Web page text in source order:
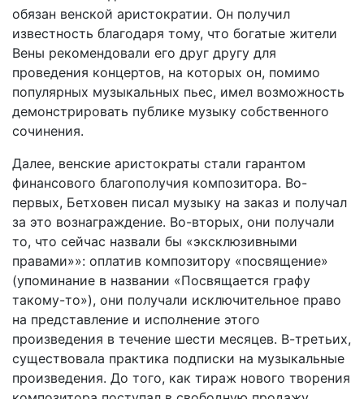
обязан венской аристократии. Он получил
известность благодаря тому, что богатые жители
Вены рекомендовали его друг другу для
проведения концертов, на которых он, помимо
популярных музыкальных пьес, имел возможность
демонстрировать публике музыку собственного
сочинения.
Далее, венские аристократы стали гарантом
финансового благополучия композитора. Во-
первых, Бетховен писал музыку на заказ и получал
за это вознаграждение. Во-вторых, они получали
то, что сейчас назвали бы «эксклюзивными
правами»»: оплатив композитору «посвящение»
(упоминание в названии «Посвящается графу
такому-то»), они получали исключительное право
на представление и исполнение этого
произведения в течение шести месяцев. В-третьих,
существовала практика подписки на музыкальные
произведения. До того, как тираж нового творения